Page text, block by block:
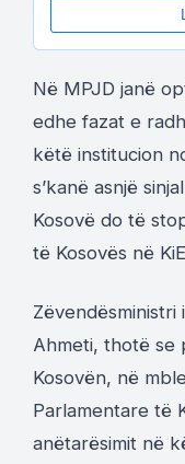
Në MPJD janë
edhe fazat e
këtë institucion
s’kanë asnjë
Kosovë do të
të Kosovës në
Ahmeti, thotë se
Kosovën, në
Parlamentare të
anëtarësimit në